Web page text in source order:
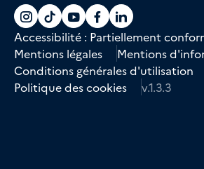
Accéder au compte La
Accéder au compte
Accéder au
Accéder au
Accéder
Accessibilité : Partiellement
Mentions légales
Mentions
Conditions générales d'utilisation
Politique des cookies
v.1.3.3